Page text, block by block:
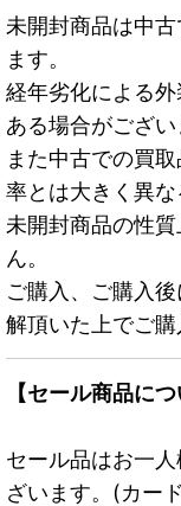
未開封商品は中
ます。
経年劣化による
ある場合がござい
また中古での買
率とは大きく異な
未開封商品の性
ん。
ご購入、ご購入
解頂いた上でご購
【セール商品につ
セール品はお一
ざいます。(カー